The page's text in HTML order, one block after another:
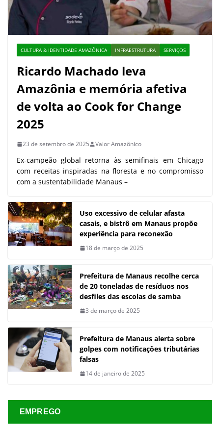
CULTURA & IDENTIDADE AMAZÔNICA INFRAESTRUTURA SERVIÇOS
Ricardo Machado leva
Amazônia e memória afetiva
de volta ao Cook for Change
2025
23 de setembro de 2025 Valor Amazônico
Ex-campeão global retorna às semifinais em Chicago
com receitas inspiradas na floresta e no compromisso
com a sustentabilidade Manaus –
Uso excessivo de celular afasta
casais, e bistrô em Manaus propõe
experiência para reconexão
18 de março de 2025
Prefeitura de Manaus recolhe cerca
de 20 toneladas de resíduos nos
desfiles das escolas de samba
3 de março de 2025
Prefeitura de Manaus alerta sobre
golpes com notificações tributárias
falsas
14 de janeiro de 2025
EMPREGO